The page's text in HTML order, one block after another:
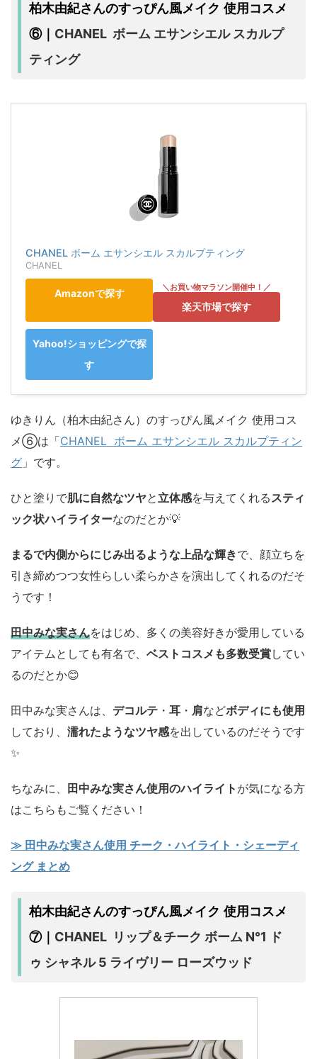
柏木由紀さんのすっぴん風メイク 使用コスメ
⑥｜ CHANEL ボーム エサンシエル スカルプ
ティング
CHANEL ボーム エサンシエル スカルプティング
CHANEL
Amazonで探す
楽天市場で探す
Yahoo!ショッピングで探
す
ゆきりん（柏木由紀さん）のすっぴん風メイク 使用コス
メ⑥は「CHANEL ボーム エサンシエル スカルプティン
グ 」です。
ひと塗りで肌に自然なツヤと 立体感を与えてくれる スティ
ック状ハイライターなのだとか💡
まるで内側からにじみ出るような上品な輝きで、顔立ちを
引き締めつつ女性らしい柔らかさを演出してくれるのだそ
うです！
田中みな実さんをはじめ、多くの美容好きが愛用している
アイテムとしても有名で、 ベストコスメも多数受賞してい
るのだとか😊
田中みな実さんは、 デコルテ ・ 耳 ・ 肩などボディにも使用
しており、 濡れたようなツヤ感を出しているのだそうです
✨️
ちなみに、 田中みな実さん使用のハイライト が気になる方
はこちらもご覧ください！
≫ 田中みな実さん使用 チーク・ハイライト・シェーディ
ング まとめ
柏木由紀さんのすっぴん風メイク 使用コスメ
⑦｜ CHANEL リップ＆チーク ボーム N°1 ド
ゥ シャネル 5 ライヴリー ローズウッド